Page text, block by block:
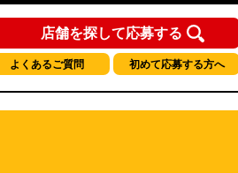
店舗を探して応募する
よくあるご質問 初めて応募する方へ